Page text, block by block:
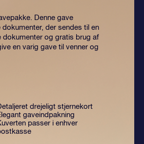
Denne gave
der sendes til en
og gratis brug af
en varig gave til venner og
drejeligt stjernekort
gaveindpakning
passer i enhver